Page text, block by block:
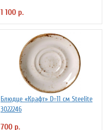
1 100 р.
Блюдце «Крафт» D=11 см Steelite
3022246
700 р.